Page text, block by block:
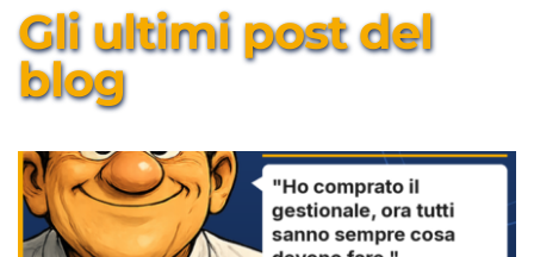
Gli ultimi post del
blog